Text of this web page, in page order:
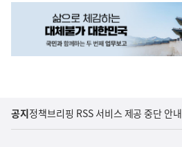
공지정책브리핑 RSS 서비스 제공 중단 안내